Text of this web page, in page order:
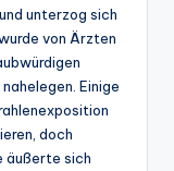
unterzog sich
von Ärzten
Einige
doch
äußerte sich